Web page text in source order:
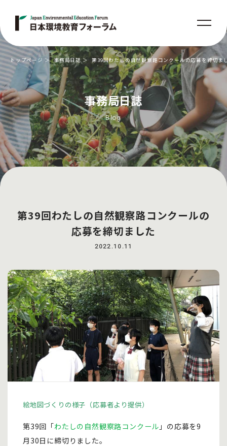
事務局日誌
Blog
トップページ 事務局日誌 第39回わたしの自然観察路コンクールの応募を締切ま
第39回わたしの自然観察路コンクールの
応募を締切ました
2022.10.11
絵地図づくりの様子（応募者より提供）
第39回「わたしの自然観察路コンクール 」の応募を9
月30日に締切りました。